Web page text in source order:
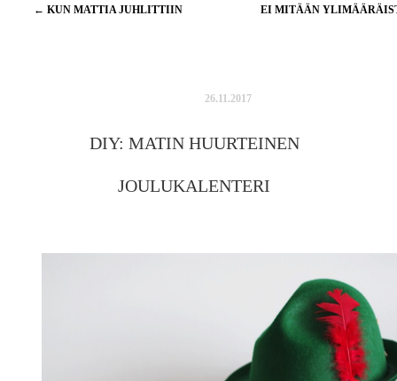
Artikkelien
← KUN MATTIA JUHLITTIIN EI MITÄÄN
26.11.2017
DIY: MATIN HUURTEINEN
JOULUKALENTERI